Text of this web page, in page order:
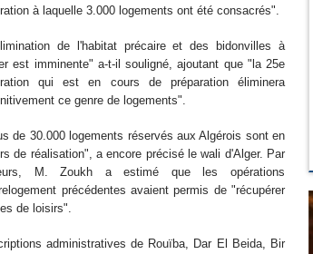
à laquelle 3.000 logements ont été consacrés".
de l'habitat précaire et des bidonvilles à
est imminente" a-t-il souligné, ajoutant que "la 25e
qui est en cours de préparation éliminera
ce genre de logements".
de 30.000 logements réservés aux Algérois sont en
de réalisation", a encore précisé le wali d'Alger. Par
M. Zoukh a estimé que les opérations
précédentes avaient permis de "récupérer
de loisirs".
administratives de Rouïba, Dar El Beida, Bir